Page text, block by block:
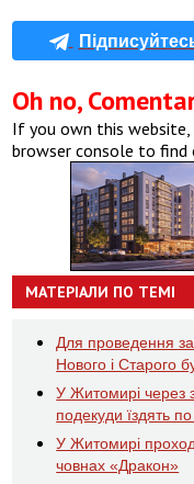
Oh no,
If you own this
browser console to find
МАТЕРІАЛИ ПО ТЕМІ
Для проведення
Нового і Старого
У Житомирі через
подекуди їздять
У Житомирі
човнах «Дракон»